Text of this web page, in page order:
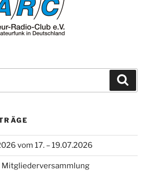
vom 17. – 19.07.2026
Mitgliederversammlung